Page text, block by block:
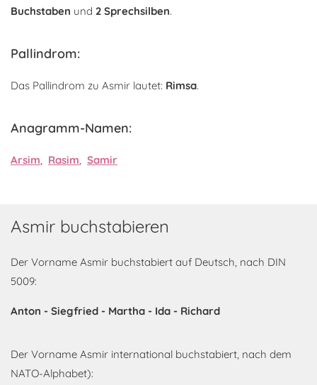
Buchstaben und 2 Sprechsilben.
Pallindrom:
Das Pallindrom zu Asmir lautet: Rimsa.
Anagramm-Namen:
Arsim, Rasim, Samir
Asmir buchstabieren
Der Vorname Asmir buchstabiert auf Deutsch, nach DIN
5009:
Anton - Siegfried - Martha - Ida - Richard
Der Vorname Asmir international buchstabiert, nach dem
NATO-Alphabet):